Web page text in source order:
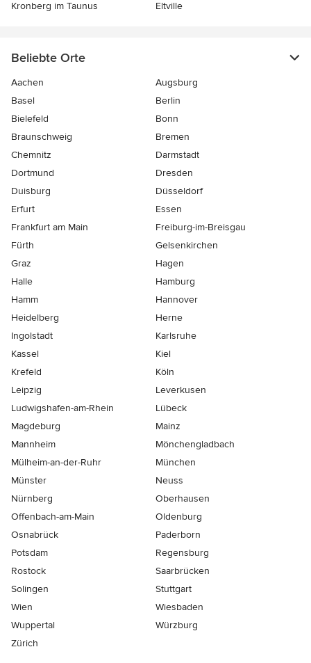
Kronberg im Taunus Eltville
Beliebte Orte
Aachen
Augsburg
Basel
Berlin
Bielefeld
Bonn
Braunschweig
Bremen
Chemnitz
Darmstadt
Dortmund
Dresden
Duisburg
Düsseldorf
Erfurt
Essen
Frankfurt am Main
Freiburg-im-Breisgau
Fürth
Gelsenkirchen
Graz
Hagen
Halle
Hamburg
Hamm
Hannover
Heidelberg
Herne
Ingolstadt
Karlsruhe
Kassel
Kiel
Krefeld
Köln
Leipzig
Leverkusen
Ludwigshafen-am-Rhein
Lübeck
Magdeburg
Mainz
Mannheim
Mönchen­gladbach
Mülheim-an-der-Ruhr
München
Münster
Neuss
Nürnberg
Oberhausen
Offenbach-am-Main
Oldenburg
Osnabrück
Paderborn
Potsdam
Regensburg
Rostock
Saarbrücken
Solingen
Stuttgart
Wien
Wiesbaden
Wuppertal
Würzburg
Zürich